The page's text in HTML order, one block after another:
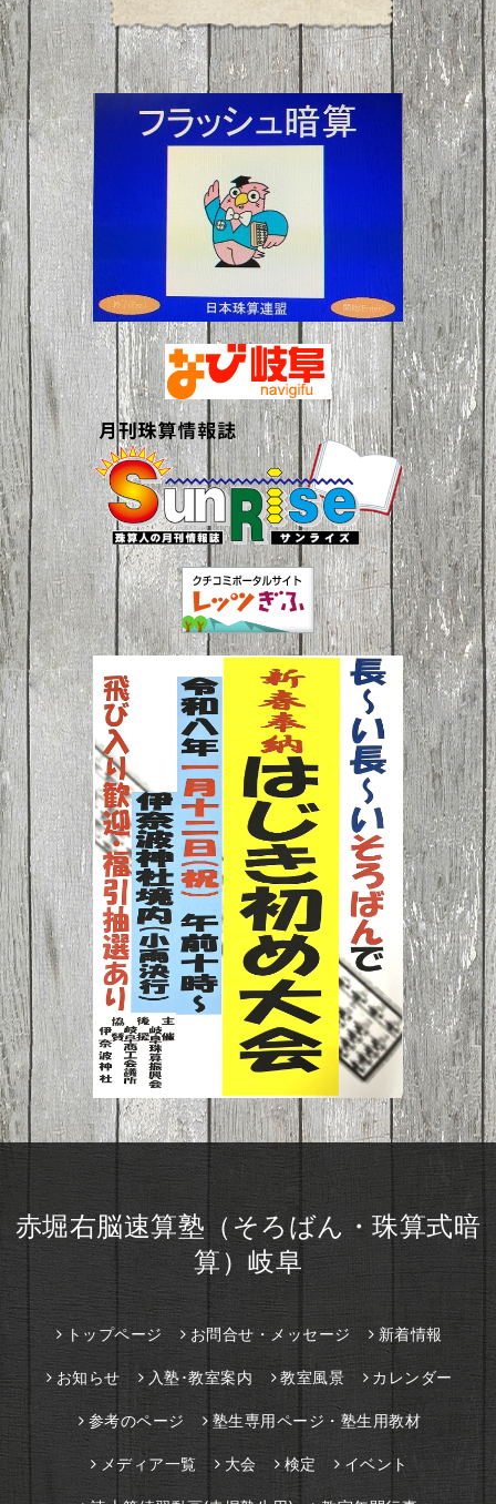
赤堀右脳速算塾（そろばん・珠算式暗
算）岐阜
トップページ お問合せ・メッセージ 新着情報
お知らせ 入塾･教室案内 教室風景 カレンダー
参考のページ 塾生専用ページ・塾生用教材
メディア一覧 大会 検定 イベント